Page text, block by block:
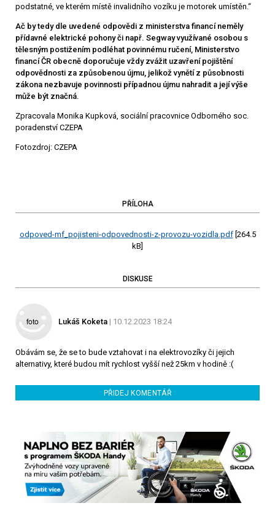
podstatné, ve kterém místě invalidního vozíku je motorek umístěn.“
Ač by tedy dle uvedené odpovědi z ministerstva financí neměly
přídavné elektrické pohony či např. Segway využívané osobou s
tělesným postižením podléhat povinnému ručení, Ministerstvo
financí ČR obecně doporučuje vždy zvážit uzavření pojištění
odpovědnosti za způsobenou újmu, jelikož vynětí z působnosti
zákona nezbavuje povinnosti případnou újmu nahradit a její výše
může být značná.
Zpracovala Monika Kupková, sociální pracovnice Odborného soc.
poradenství CZEPA
Fotozdroj: CZEPA
PŘÍLOHA
odpoved-mf_pojisteni-odpovednosti-z-provozu-vozidla.pdf[264.5
kB]
DISKUSE
Lukáš Koketa | 10.12.2023 18:24
Obávám se, že se to bude vztahovat i na elektrovozíky či jejich
alternativy, které budou mít rychlost vyšší než 25km v hodině :(
PŘIDEJ KOMENTÁŘ